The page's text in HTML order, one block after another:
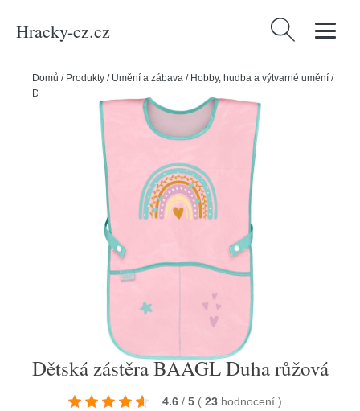
Hracky-cz.cz Vyhledávání
Domů / Produkty / Umění a zábava / Hobby, hudba a výtvarné umění /
Dětská zástěra BAAGL Duha růžová
Dětská zástěra BAAGL Duha růžová
4.6 / 5 ( 23 hodnocení )